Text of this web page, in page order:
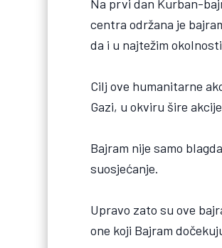
Na prvi dan Kurban-
centra održana je
da i u najtežim
Cilj ove humanitarne
Gazi, u okviru šire
Bajram nije samo
suosjećanje.
Upravo zato su ove
one koji Bajram